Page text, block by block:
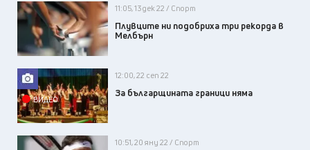
11:05, 13 дек 22 / Спорт
Плувците ни подобриха три рекорда в
Мелбърн
ВИДЕО
12:00, 22 сеп 22
За българщината граници няма
10:51, 20 яну 22 / Спорт